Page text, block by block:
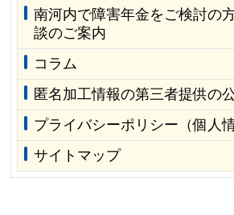
南河内で障害年金をご検討の
談のご案内
コラム
匿名加工情報の第三者提供の
プライバシーポリシー（個人
サイトマップ